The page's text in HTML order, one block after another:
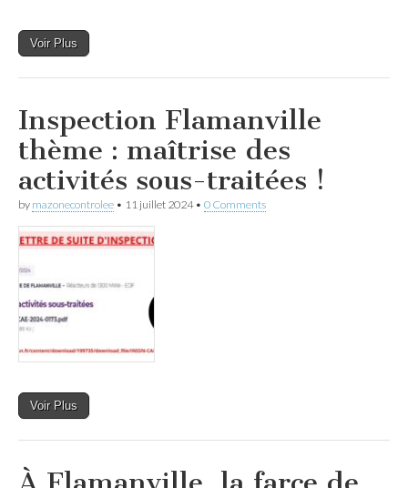
Voir Plus
Inspection Flamanville
thème : maîtrise des
activités sous-traitées !
by mazonecontrolee • 11 juillet 2024• 0 Comments
Voir Plus